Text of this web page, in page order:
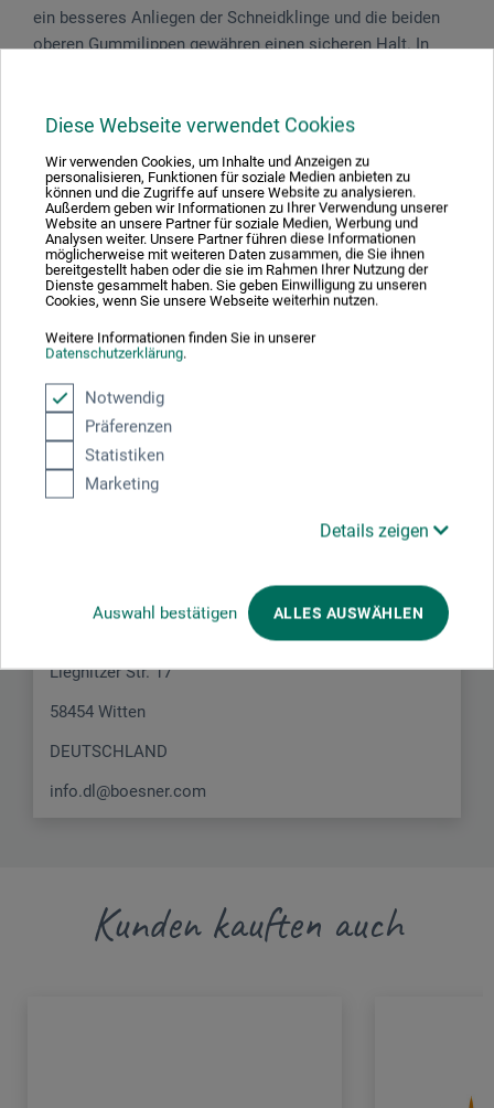
Diese Webseite verwendet Cookies
Wir verwenden Cookies, um Inhalte und Anzeigen zu
personalisieren, Funktionen für soziale Medien anbieten zu
können und die Zugriffe auf unsere Website zu analysieren.
Außerdem geben wir Informationen zu Ihrer Verwendung unserer
Website an unsere Partner für soziale Medien, Werbung und
Analysen weiter. Unsere Partner führen diese Informationen
möglicherweise mit weiteren Daten zusammen, die Sie ihnen
bereitgestellt haben oder die sie im Rahmen Ihrer Nutzung der
Dienste gesammelt haben. Sie geben Einwilligung zu unseren
Cookies, wenn Sie unsere Webseite weiterhin nutzen.
Weitere Informationen finden Sie in unserer
Datenschutzerklärung.
Notwendig
Präferenzen
Statistiken
Marketing
Details zeigen
Auswahl bestätigen ALLES AUSWÄHLEN
ein besseres Anliegen der Schneidklinge und die beiden
oberen Gummilippen gewähren einen sicheren Halt. In
Produktbewertungen (0)
Schreiben Sie die erste Bewertung zu diesem Produkt
Hersteller-Kontakt
Hier finden Sie die Kontaktdaten des Herstellers zu
boesner GmbH distribution + logistics
Liegnitzer Str. 17
58454 Witten
DEUTSCHLAND
info.dl@boesner.com
Kunden kauften auch